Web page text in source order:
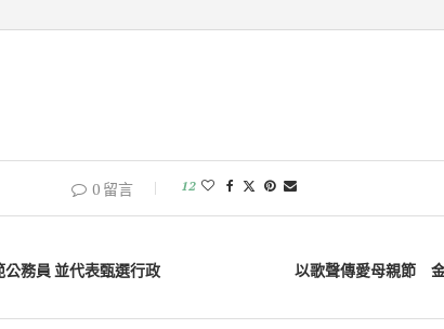
0 留言 12
務員 並代表甄選行政
以歌聲傳愛母親節